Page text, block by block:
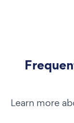
Learn more